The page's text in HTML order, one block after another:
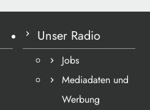
Unser Radio
Jobs
Mediadaten und
Werbung